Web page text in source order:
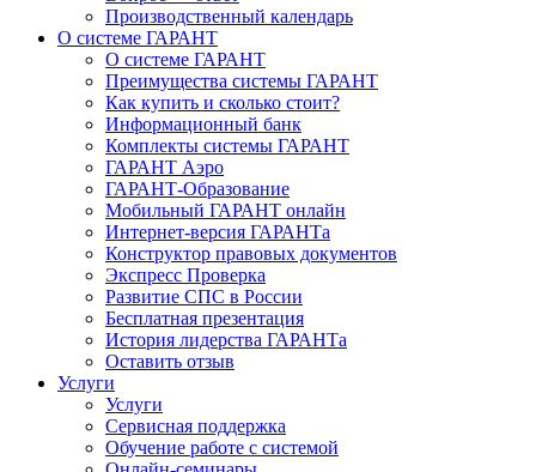
Производственный календарь
О системе ГАРАНТ
О системе ГАРАНТ
Преимущества системы ГАРАНТ
Как купить и сколько стоит?
Информационный банк
Комплекты системы ГАРАНТ
ГАРАНТ Аэро
ГАРАНТ-Образование
Мобильный ГАРАНТ онлайн
Интернет-версия ГАРАНТа
Конструктор правовых документов
Экспресс Проверка
Развитие СПС в России
Бесплатная презентация
История лидерства ГАРАНТа
Оставить отзыв
Услуги
Услуги
Сервисная поддержка
Обучение работе с системой